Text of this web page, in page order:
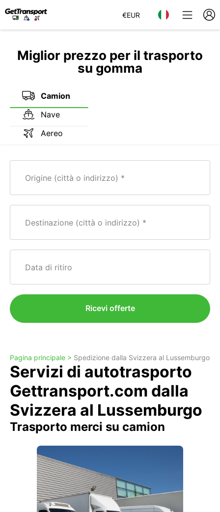
€EUR
Miglior prezzo per il trasporto
su gomma
Camion
Nave
Aereo
Origine (città o indirizzo)
Destinazione (città o indirizzo)
Data di ritiro
Ricevi offerte
Pagina principale > Spedizione dalla Svizzera al Lussemburgo
Servizi di autotrasporto
Gettransport.com dalla
Svizzera al Lussemburgo
Trasporto merci su camion